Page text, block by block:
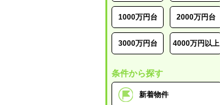
1000万円台 2000万円台
3000万円台 4000万円以上
条件から探す
新着物件